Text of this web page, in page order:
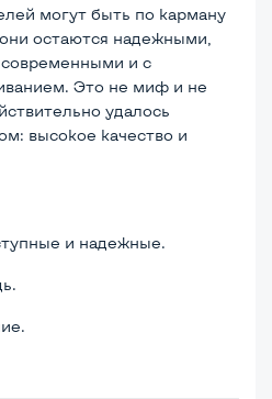
могут быть по карману
остаются надежными,
и с
Это не миф и не
удалось
высокое качество и
и надежные.